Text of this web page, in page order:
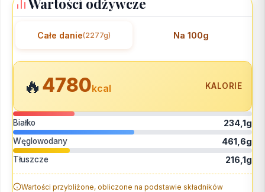
Całe danie(2277g) Na 100g
🔥4780kcal KALORIE
Białko 234,1g
Węglowodany 461,6g
Tłuszcze 216,1g
Wartości przybliżone, obliczone na podstawie składników